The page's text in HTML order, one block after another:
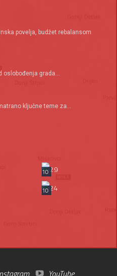
povelja, budžet rebalansom
oslobođenja grada...
ključne teme za...
10
10
YouTube